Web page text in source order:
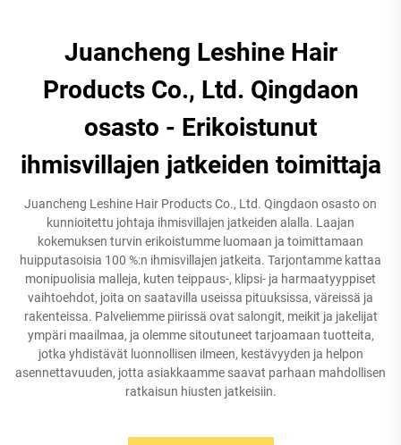
Juancheng Leshine Hair
Products Co., Ltd. Qingdaon
osasto - Erikoistunut
ihmisvillajen jatkeiden toimittaja
Juancheng Leshine Hair Products Co., Ltd. Qingdaon osasto on
kunnioitettu johtaja ihmisvillajen jatkeiden alalla. Laajan
kokemuksen turvin erikoistumme luomaan ja toimittamaan
huipputasoisia 100 %:n ihmisvillajen jatkeita. Tarjontamme kattaa
monipuolisia malleja, kuten teippaus-, klipsi- ja harmaatyyppiset
vaihtoehdot, joita on saatavilla useissa pituuksissa, väreissä ja
rakenteissa. Palveliemme piirissä ovat salongit, meikit ja jakelijat
ympäri maailmaa, ja olemme sitoutuneet tarjoamaan tuotteita,
jotka yhdistävät luonnollisen ilmeen, kestävyyden ja helpon
asennettavuuden, jotta asiakkaamme saavat parhaan mahdollisen
ratkaisun hiusten jatkeisiin.